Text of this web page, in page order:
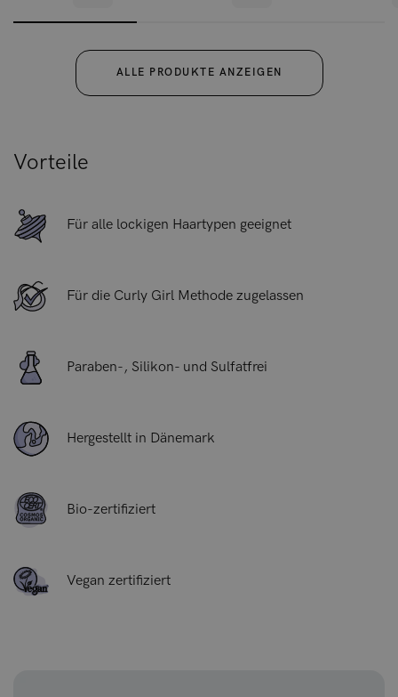
ALLE PRODUKTE ANZEIGEN
Vorteile
Für alle lockigen Haartypen geeignet
Für die Curly Girl Methode zugelassen
Paraben-, Silikon- und Sulfatfrei
Hergestellt in Dänemark
Bio-zertifiziert
Vegan zertifiziert